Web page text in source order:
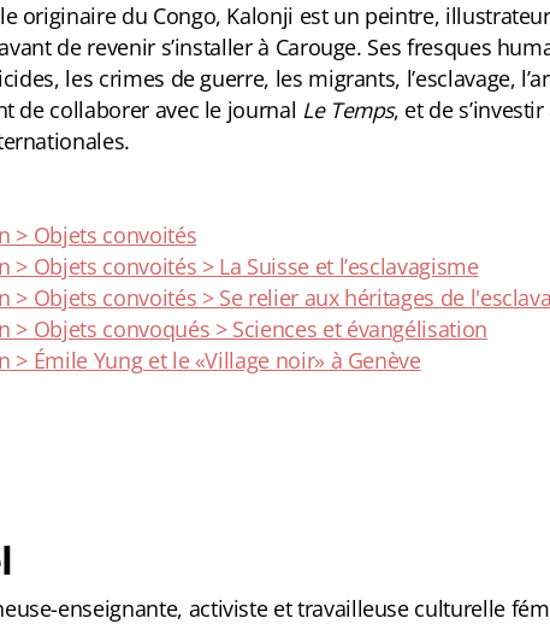
originaire du Congo, Kalonji est un peintre,
de revenir s’installer à Carouge. Ses fresques
les crimes de guerre, les migrants, l’esclavage,
de collaborer avec le journal Le Temps, et de
> Objets convoités
> Objets convoités > La Suisse et l’esclavagisme
> Objets convoités > Se relier aux héritages de
> Objets convoqués > Sciences et évangélisation
> Émile Yung et le «Village noir» à Genève
enseignante, activiste et travailleuse culturelle